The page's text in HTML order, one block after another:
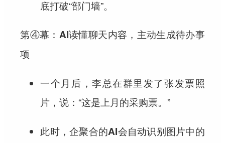
底打破“部门墙”。
第④幕：AI读懂聊天内容，主动生成待办事
项
一个月后，李总在群里发了张发票照
片，说：“这是上月的采购票。”
此时，企聚合的AI会自动识别图片中的